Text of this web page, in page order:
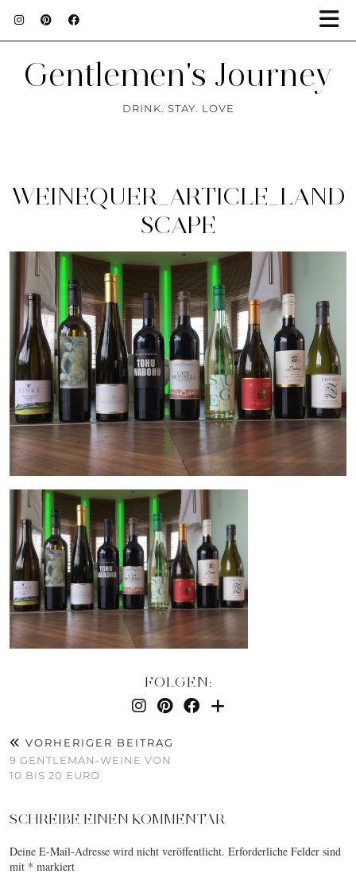
Gentlemen's Journey
DRINK. STAY. LOVE
WEINEQUER_ARTICLE_LAND
SCAPE
FOLGEN:
VORHERIGER BEITRAG
9 GENTLEMAN-WEINE VON
10 BIS 20 EURO
SCHREIBE EINEN KOMMENTAR
Deine E-Mail-Adresse wird nicht veröffentlicht. Erforderliche Felder sind
mit * markiert